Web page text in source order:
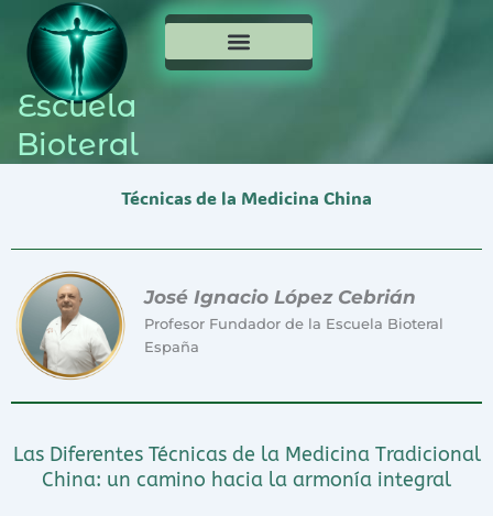
Escuela
Bioteral
Técnicas de la Medicina China
José Ignacio López Cebrián
Profesor Fundador de la Escuela Bioteral
España
Las Diferentes Técnicas de la Medicina Tradicional
China: un camino hacia la armonía integral